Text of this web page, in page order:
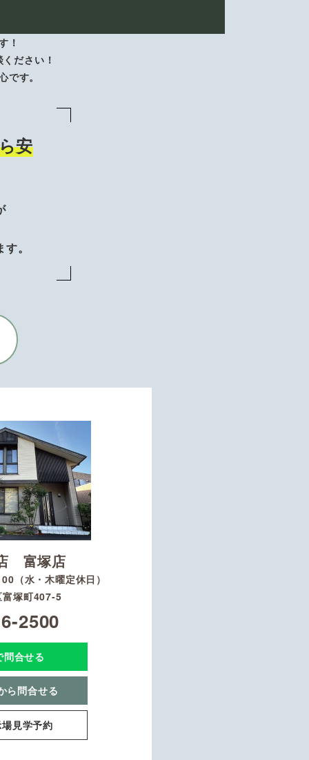
！
ださい！
す。
安
。
富塚店
（水・木曜定休日）
富塚町407-5
2500
合せる
ら問合せる
見学予約